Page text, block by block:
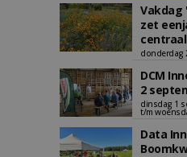
Vakdag
zet
donderdag
DCM
2
dinsdag 1
t/m
Data